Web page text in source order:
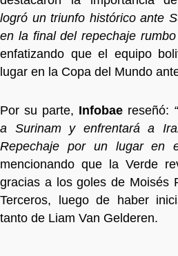
logró un triunfo histórico ante
en la final del repechaje
enfatizando que el equipo
lugar en la Copa del Mundo
Por su parte, Infobae reseñó:
a Surinam y enfrentará a
Repechaje por un lugar en
mencionando que la Verde
gracias a los goles de Moisés
Terceros, luego de haber
tanto de Liam Van Gelderen.